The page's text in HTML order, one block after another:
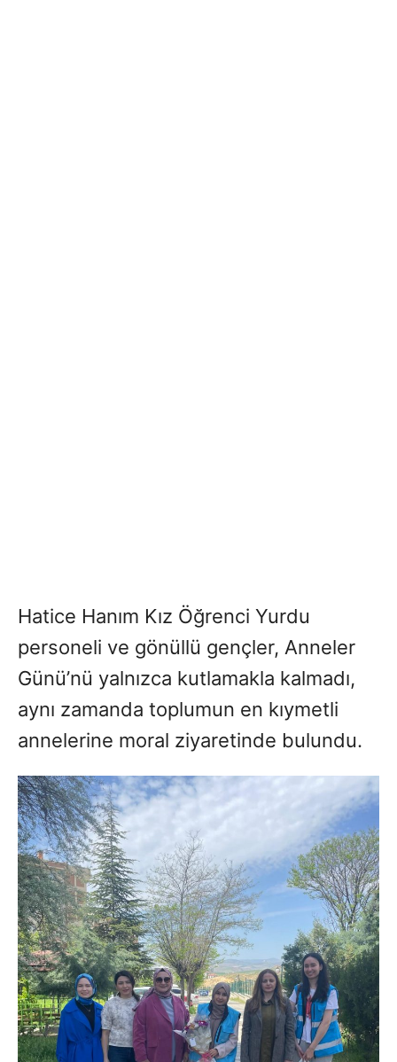
Hatice Hanım Kız Öğrenci Yurdu
personeli ve gönüllü gençler, Anneler
Günü’nü yalnızca kutlamakla kalmadı,
aynı zamanda toplumun en kıymetli
annelerine moral ziyaretinde bulundu.